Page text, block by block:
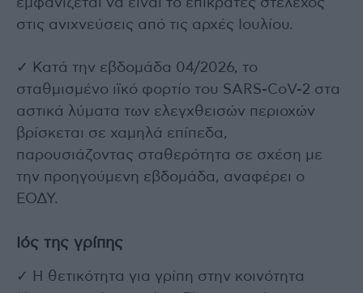
εμφανίζεται να είναι το επικρατές στέλεχος
στις ανιχνεύσεις από τις αρχές Ιουλίου.
✓ Κατά την εβδομάδα 04/2026, το
σταθμισμένο ιϊκό φορτίο του SARS-CoV-2 στα
αστικά λύματα των ελεγχθεισών περιοχών
βρίσκεται σε χαμηλά επίπεδα,
παρουσιάζοντας σταθερότητα σε σχέση με
την προηγούμενη εβδομάδα, αναφέρει ο
ΕΟΔΥ.
Ιός της γρίπης
✓ Η θετικότητα για γρίπη στην κοινότητα